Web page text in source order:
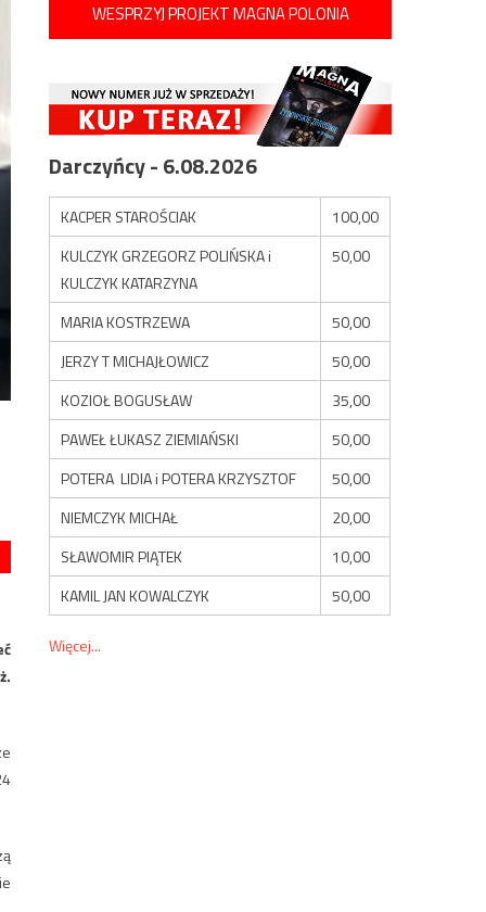
WESPRZYJ PROJEKT MAGNA POLONIA
Darczyńcy - 6.08.2026
KACPER STAROŚCIAK
100,00
KULCZYK GRZEGORZ POLIŃSKA i
KULCZYK KATARZYNA
50,00
MARIA KOSTRZEWA
50,00
JERZY T MICHAJŁOWICZ
50,00
KOZIOŁ BOGUSŁAW
35,00
PAWEŁ ŁUKASZ ZIEMIAŃSKI
50,00
POTERA LIDIA i POTERA KRZYSZTOF
50,00
NIEMCZYK MICHAŁ
20,00
SŁAWOMIR PIĄTEK
10,00
KAMIL JAN KOWALCZYK
50,00
Więcej...